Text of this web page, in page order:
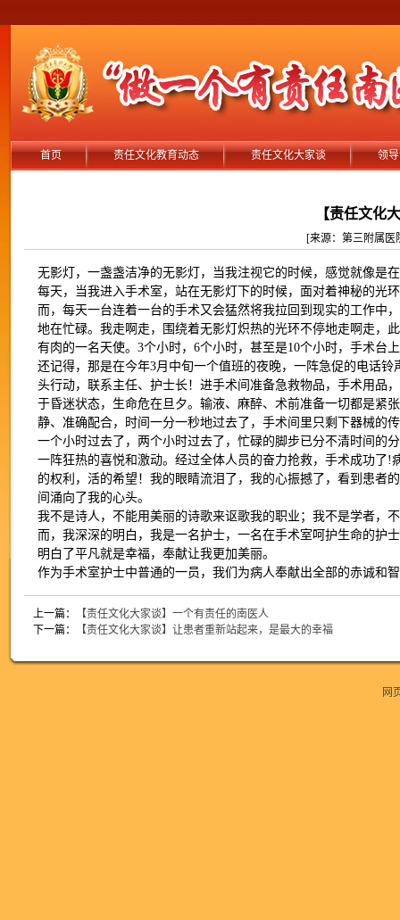
首页 责任文化教育动态 责任文化大家谈 领
【责任文化
[来源：第三附属医
无影灯，一盏盏洁净的无影灯，当我注视它的时候，感觉就像是
每天，当我进入手术室，站在无影灯下的时候，面对着神秘的光
而，每天一台连着一台的手术又会猛然将我拉回到现实的工作
地在忙碌。我走啊走，围绕着无影灯炽热的光环不停地走啊走，
有肉的一名天使。3个小时，6个小时，甚至是10个小时，手术
还记得，那是在今年3月中旬一个值班的夜晚，一阵急促的电话
头行动，联系主任、护士长！进手术间准备急救物品，手术用品
于昏迷状态，生命危在旦夕。输液、麻醉、术前准备一切都是紧
静、准确配合，时间一分一秒地过去了，手术间里只剩下器械的
一个小时过去了，两个小时过去了，忙碌的脚步已分不清时间的
一阵狂热的喜悦和激动。经过全体人员的奋力抢救，手术成功了
的权利，活的希望！我的眼睛流泪了，我的心振撼了，看到患者
间涌向了我的心头。
我不是诗人，不能用美丽的诗歌来讴歌我的职业；我不是学者，
而，我深深的明白，我是一名护士，一名在手术室呵护生命的护
明白了平凡就是幸福，奉献让我更加美丽。
作为手术室护士中普通的一员，我们为病人奉献出全部的赤诚和
上一篇：
【责任文化大家谈】一个有责任的南医人
下一篇：
【责任文化大家谈】让患者重新站起来，是最大的幸福
网